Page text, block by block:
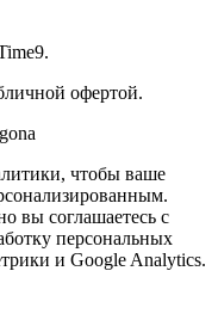
офертой.
чтобы ваше
вы соглашаетесь с
персональных
и Google Analytics.